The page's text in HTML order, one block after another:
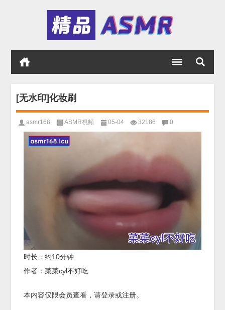
[无水印]化妆刷
asmr168 ASMR視頻 05-04 32186 0
时长：约10分钟
作者：菜菜cyl不好吃
本内容仅限会员查看，请登录或注册。